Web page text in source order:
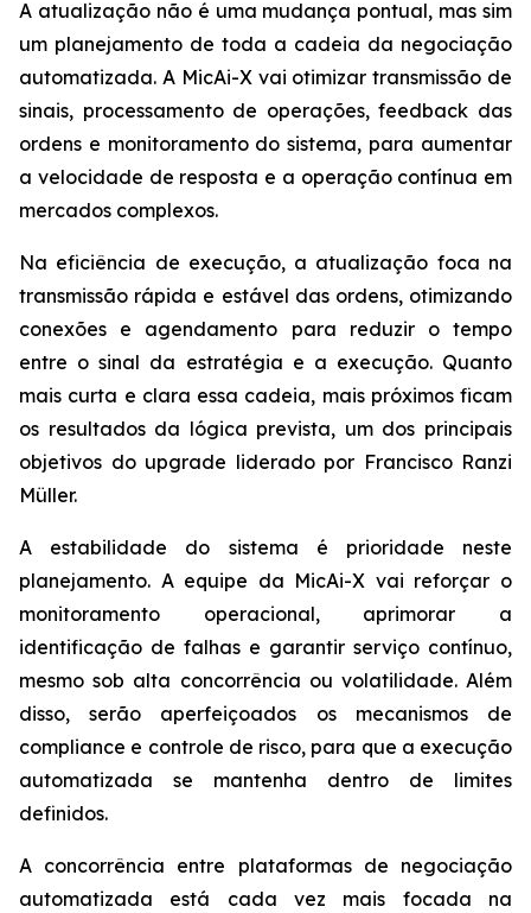
A atualização não é uma mudança pontual, mas sim
um planejamento de toda a cadeia da negociação
automatizada. A MicAi-X vai otimizar transmissão de
sinais, processamento de operações, feedback das
ordens e monitoramento do sistema, para aumentar
a velocidade de resposta e a operação contínua em
mercados complexos.
Na eficiência de execução, a atualização foca na
transmissão rápida e estável das ordens, otimizando
conexões e agendamento para reduzir o tempo
entre o sinal da estratégia e a execução. Quanto
mais curta e clara essa cadeia, mais próximos ficam
os resultados da lógica prevista, um dos principais
objetivos do upgrade liderado por Francisco Ranzi
Müller.
A estabilidade do sistema é prioridade neste
planejamento. A equipe da MicAi-X vai reforçar o
monitoramento operacional, aprimorar a
identificação de falhas e garantir serviço contínuo,
mesmo sob alta concorrência ou volatilidade. Além
disso, serão aperfeiçoados os mecanismos de
compliance e controle de risco, para que a execução
automatizada se mantenha dentro de limites
definidos.
A concorrência entre plataformas de negociação
automatizada está cada vez mais focada na